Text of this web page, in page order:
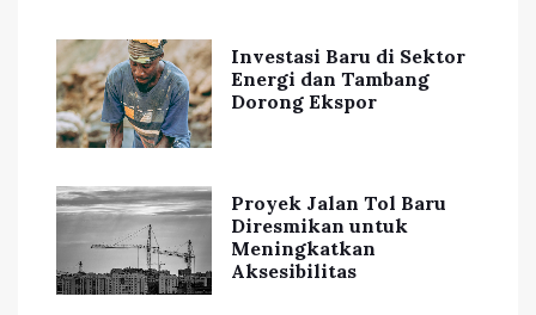
Investasi Baru di Sektor
Energi dan Tambang
Dorong Ekspor
Proyek Jalan Tol Baru
Diresmikan untuk
Meningkatkan
Aksesibilitas